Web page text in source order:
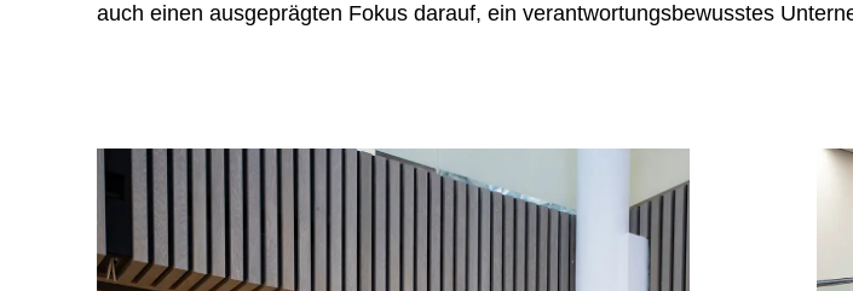
WÄHLEN SIE
Jordanien
auch einen ausgeprägten Fokus darauf, ein verantwortungsbewusstes